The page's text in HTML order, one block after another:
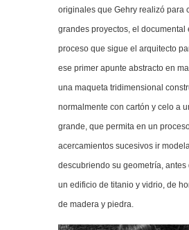
originales que Gehry realizó para
grandes proyectos, el documental
proceso que sigue el arquitecto
ese primer apunte abstracto en
una maqueta tridimensional
normalmente con cartón y celo a
grande, que permita en un
acercamientos sucesivos ir
descubriendo su geometría, antes
un edificio de titanio y vidrio, de
de madera y piedra.